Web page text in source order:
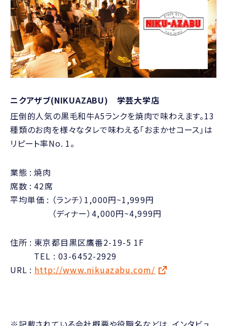
ニクアザブ(NIKUAZABU) 学芸大学店
圧倒的人気の黒毛和牛A5ランクを焼肉で味わえます。13
種類のお肉を様々なタレで味わえる「おまかせコース」は
リピート率No. 1。
業態 焼肉
席数 42席
平均単価
（ランチ）1,000円~1,999円
（ディナー）4,000円~4,999円
住所
東京都目黒区鷹番2-19-5 1F
TEL : 03-6452-2929
URL
http://www.nikuazabu.com/